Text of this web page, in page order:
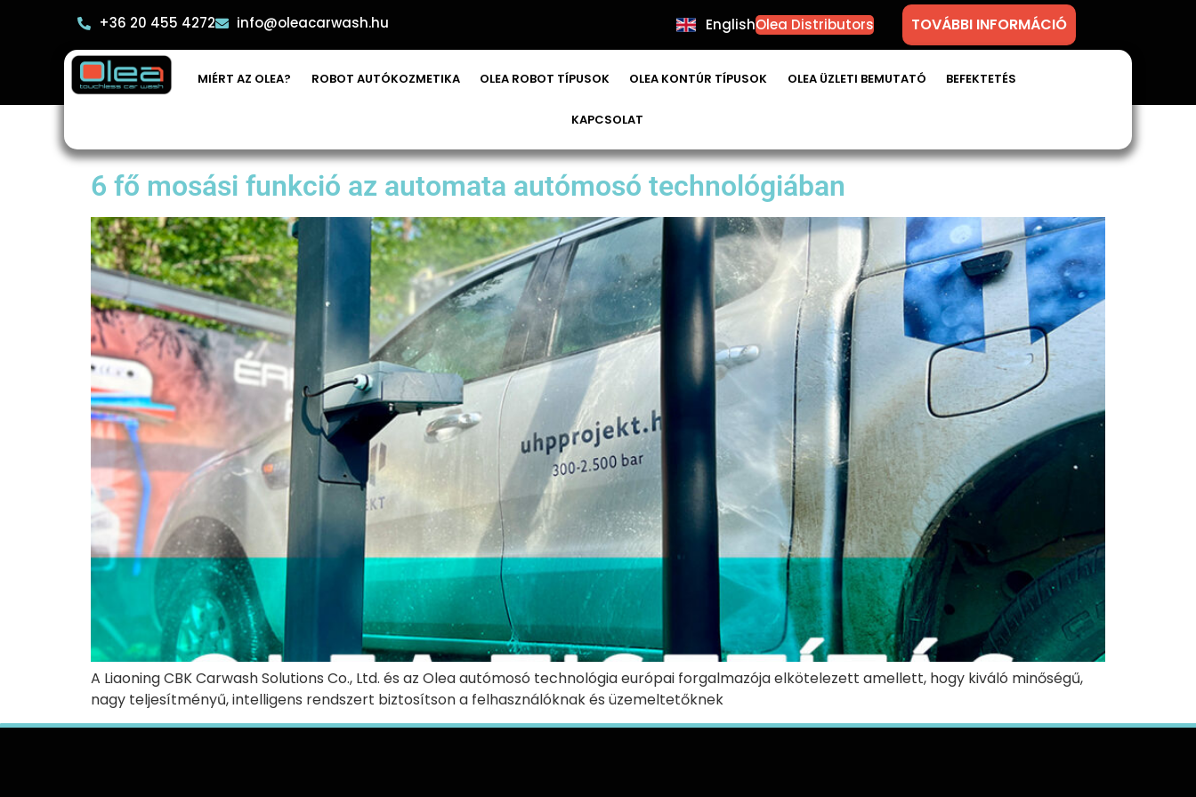
+36 20 455 4272 info@oleacarwash.hu EnglishOlea Distributors TOVÁBBI INFORMÁCIÓ
MIÉRT AZ OLEA? ROBOT AUTÓKOZMETIKA OLEA ROBOT TÍPUSOK OLEA KONTÚR TÍPUSOK OLEA ÜZLETI BEMUTATÓ BEFEKTETÉS
KAPCSOLAT
automata autómosó
6 fő mosási funkció az automata autómosó technológiában
A Liaoning CBK Carwash Solutions Co., Ltd. és az Olea autómosó technológia európai forgalmazója elkötelezett amellett, hogy kiváló minőségű,
nagy teljesítményű, intelligens rendszert biztosítson a felhasználóknak és üzemeltetőknek